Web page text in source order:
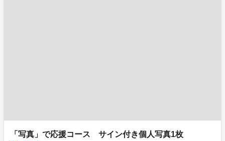
「写真」で応援コース サイン付き個人写真1枚